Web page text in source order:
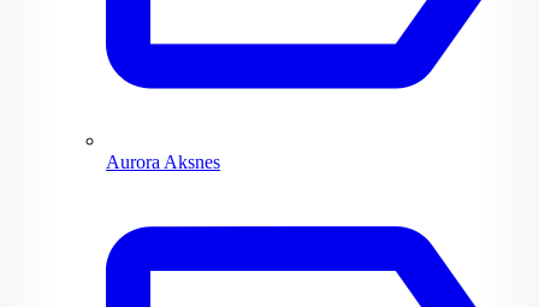
Aurora Aksnes